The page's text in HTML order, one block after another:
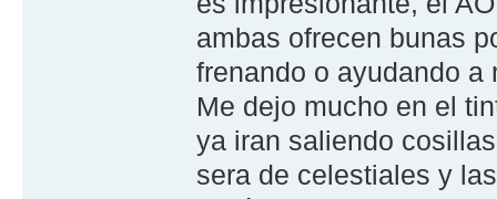
ambas ofrecen bunas
frenando o ayudando a
Me dejo mucho en el
ya iran saliendo
sera de celestiales y